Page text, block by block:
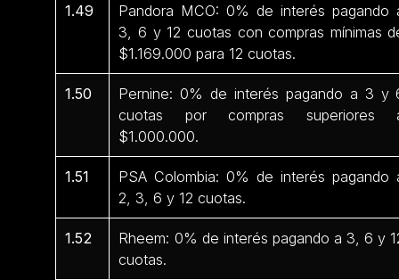
1.49
Pandora MCO: 0% de interés pagando
3, 6 y 12 cuotas con compras mínimas
$1.169.000 para 12 cuotas.
1.50
Pernine: 0% de interés pagando a 3 y
cuotas por compras superiores
$1.000.000.
1.51
PSA Colombia: 0% de interés pagando
2, 3, 6 y 12 cuotas.
1.52
Rheem: 0% de interés pagando a 3, 6 y
cuotas.